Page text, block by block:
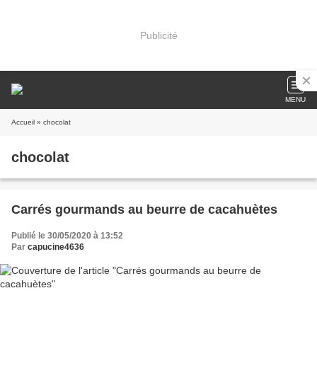
Publicité
MENU
Accueil » chocolat
chocolat
Carrés gourmands au beurre de cacahuètes
Publié le 30/05/2020 à 13:52
Par capucine4636